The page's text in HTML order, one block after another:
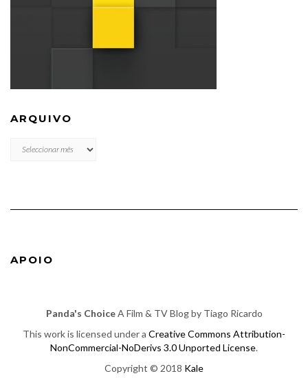
ARQUIVO
ARQUIVO
APOIO
Panda's ChoiceA Film & TV Blog by Tiago Ricardo
This work is licensed under a Creative Commons Attribution-
NonCommercial-NoDerivs 3.0 Unported License.
Copyright © 2018 Kale